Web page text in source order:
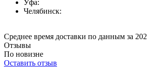
Уфа:
Челябинск:
Среднее время доставки по данным за
Отзывы
По новизне
Оставить отзыв